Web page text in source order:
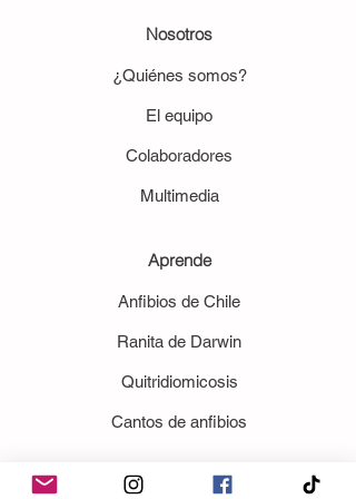
Nosotros
¿Quiénes somos?
El equipo
Colaboradores
Multimedia
Aprende
Anfibios de Chile
Ranita de Darwin
Quitridiomicosis
Cantos de anfibios
Ayúdanos